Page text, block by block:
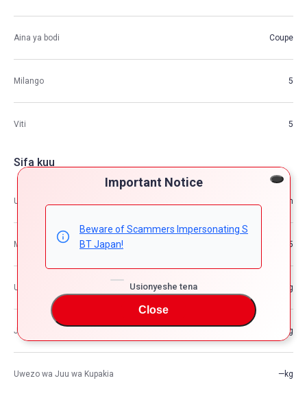
Important Notice
Beware of Scammers Impersonating S
BT Japan!
Usionyeshe tena
Close
Aina ya bodi Coupe
Milango 5
Viti 5
Sifa kuu
Ukubwa 4.70m×1.81m×1.44m
Mita za ujazo 12.25
Uzito wa Gari —kg
Jumla za uzito wa gari —kg
Uwezo wa Juu wa Kupakia —kg